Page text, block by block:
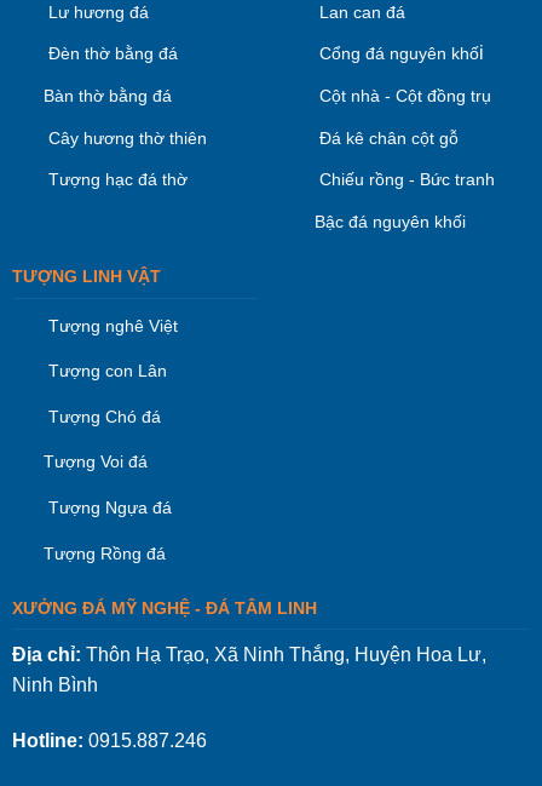
Lư hương đá
Đèn thờ bằng đá
Bàn thờ bằng đá
Cây hương thờ thiên
Tượng hạc đá thờ
Lan can đá
Cổng đá nguyên khối
Cột nhà - Cột đồng trụ
Đá kê chân cột gỗ
Chiếu rồng - Bức tranh
Bậc đá nguyên khối
TƯỢNG LINH VẬT
Tượng nghê Việt
Tượng con Lân
Tượng Chó đá
Tượng Voi đá
Tượng Ngựa đá
Tượng Rồng đá
XƯỞNG ĐÁ MỸ NGHỆ - ĐÁ TÂM LINH
Địa chỉ: Thôn Hạ Trạo, Xã Ninh Thắng, Huyện Hoa Lư,
Ninh Bình
Hotline: 0915.887.246